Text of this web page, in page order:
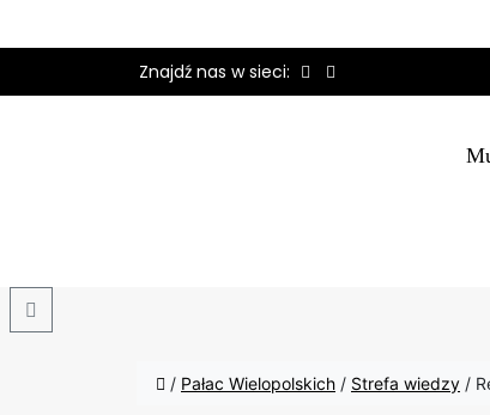
Znajdź nas w sieci:
/ Pałac Wielopolskich / Strefa wiedzy /